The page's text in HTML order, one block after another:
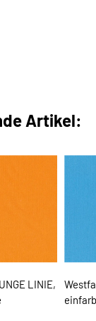
Artikel:
LINIE,